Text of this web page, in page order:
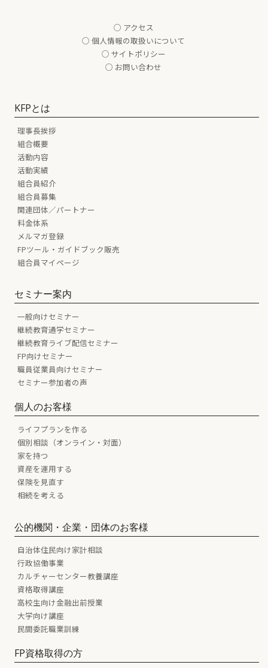
○ アクセス
○ 個人情報の取扱いについて
○ サイトポリシー
○ お問い合わせ
KFPとは
理事長挨拶
組合概要
活動内容
活動実績
組合員紹介
組合員募集
関連団体／パートナー
料金体系
メルマガ登録
FPツール・ガイドブック販売
組合員マイページ
セミナー案内
一般向けセミナー
継続教育通学セミナー
継続教育ライブ配信セミナー
FP向けセミナー
職員従業員向けセミナー
セミナー参加者の声
個人のお客様
ライフプランを作る
個別相談（オンライン・対面）
家を持つ
資産を運用する
保険を見直す
相続を考える
公的機関・企業・団体のお客様
自治体住民向け家計相談
行政協働事業
カルチャーセンター教養講座
資格取得講座
高校生向け金融出前授業
大学向け講座
民間委託職業訓練
FP資格取得の方